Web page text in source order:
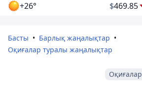
+26° $469.85
Басты
Барлық жаңалықтар
Оқиғалар туралы жаңалықтар
Оқиғалар